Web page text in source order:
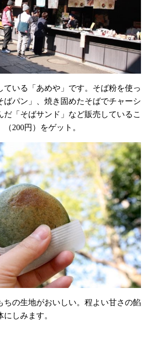
ている「あめや」です。そば粉を使っ
ばパン」、焼き固めたそばでチャーシ
だ「そばサンド」など販売しているこ
200円）をゲット。
ちの生地がおいしい。程よい甘さの餡
しみます。